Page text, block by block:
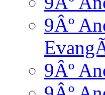
9Âº
9Âº